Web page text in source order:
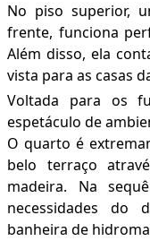
No piso superior,
frente, funciona
Além disso, ela
vista para as casas
Voltada para os
espetáculo de
O quarto é
belo terraço
madeira. Na
necessidades do
banheira de